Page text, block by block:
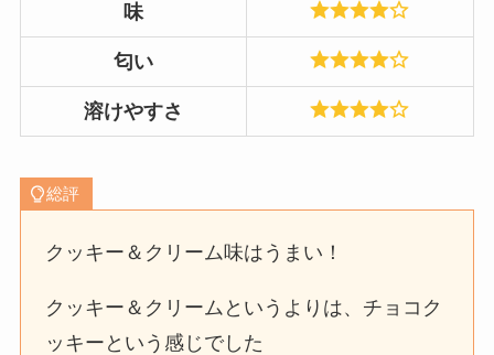
味
匂い
溶けやすさ
総評
クッキー＆クリーム味はうまい！
クッキー＆クリームというよりは、チョコク
ッキーという感じでした